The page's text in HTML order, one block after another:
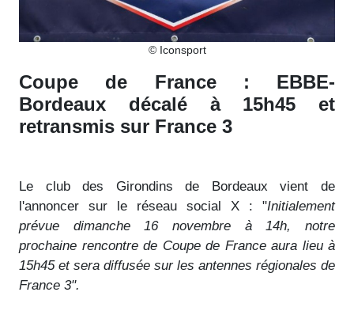
© Iconsport
Coupe de France : EBBE-
Bordeaux décalé à 15h45 et
retransmis sur France 3
Le club des Girondins de Bordeaux vient de
l'annoncer sur le réseau social X : "Initialement
prévue dimanche 16 novembre à 14h, notre
prochaine rencontre de Coupe de France aura lieu à
15h45 et sera diffusée sur les antennes régionales de
France 3".